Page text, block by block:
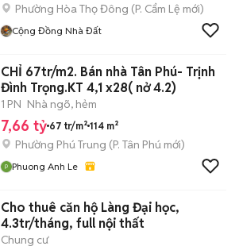
Phường Hòa Thọ Đông (P. Cẩm Lệ mới)
Cộng Đồng Nhà Đất
CHỈ 67tr/m2. Bán nhà Tân Phú- Trịnh
Đình Trọng.KT 4,1 x28( nở 4.2)
1 PN Nhà ngõ, hẻm
7,66 tỷ 67 tr/m² 114 m²
Phường Phú Trung (P. Tân Phú mới)
Phuong Anh Le
Cho thuê căn hộ Làng Đại học,
4.3tr/tháng, full nội thất
Chung cư